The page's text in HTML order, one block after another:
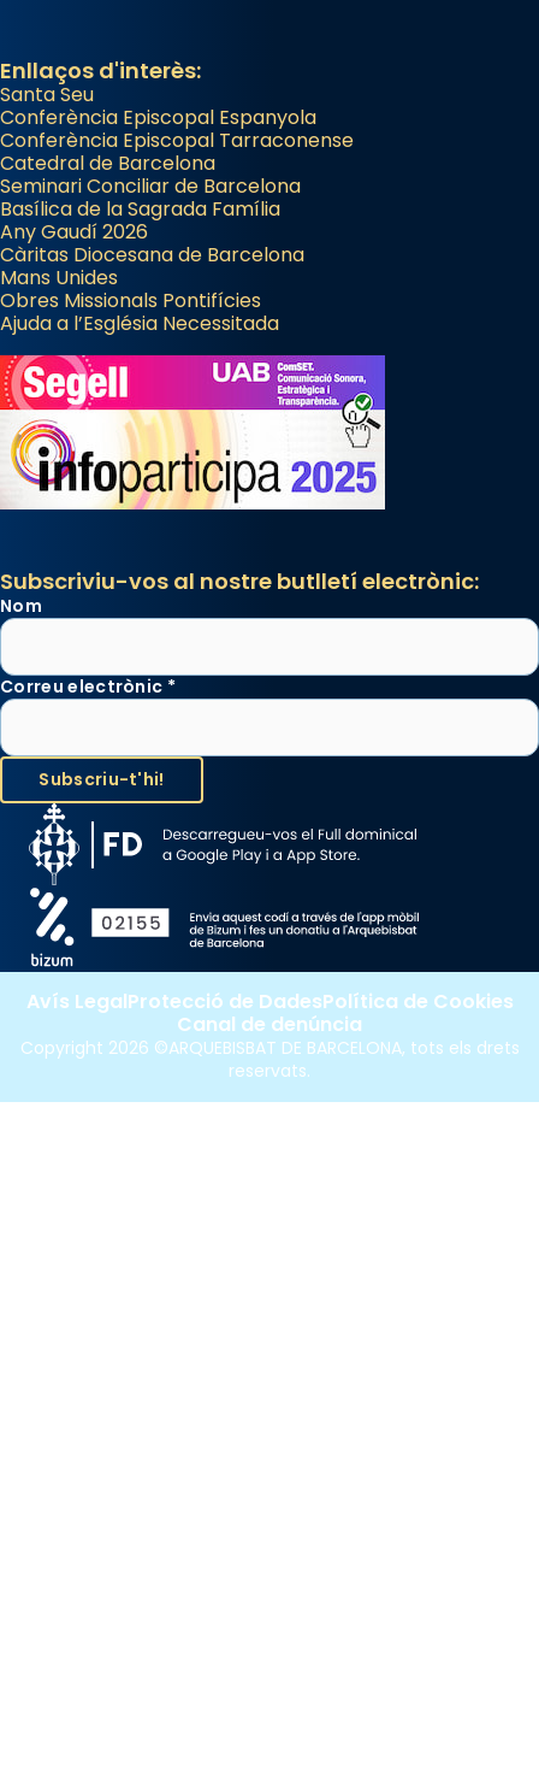
Enllaços d'interès:
Santa Seu
Conferència Episcopal Espanyola
Conferència Episcopal Tarraconense
Catedral de Barcelona
Seminari Conciliar de Barcelona
Basílica de la Sagrada Família
Any Gaudí 2026
Càritas Diocesana de Barcelona
Mans Unides
Obres Missionals Pontifícies
Ajuda a l’Església Necessitada
Subscriviu-vos al nostre butlletí electrònic:
Nom
Correu electrònic *
Copyright 2026 ©ARQUEBISBAT DE BARCELONA, tots els drets
reservats.
Avís LegalProtecció de DadesPolítica de Cookies
Canal de denúncia